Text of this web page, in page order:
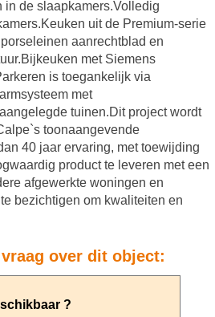
de slaapkamers.Volledig
uit de Premium-serie
aanrechtblad en
met Siemens
is toegankelijk via
met
tuinen.Dit project wordt
toonaangevende
40 jaar ervaring, met toewijding
product te leveren met een
afgewerkte woningen en
bezichtigen om kwaliteiten en
over dit object: